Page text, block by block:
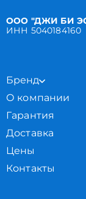
ООО "ДЖИ БИ
ИНН 5040184160
Бренд
О компании
Гарантия
Доставка
Цены
Контакты